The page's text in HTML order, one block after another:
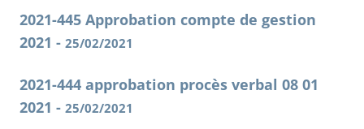
2021-445 Approbation compte de gestion
2021 - 25/02/2021
2021-444 approbation procès verbal 08 01
2021 - 25/02/2021